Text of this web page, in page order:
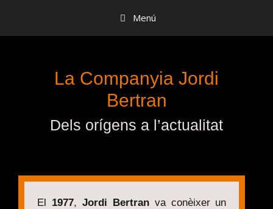
Menú
La Companyia Jordi
Bertran
Dels orígens a l’actualitat
El 1977, Jordi Bertranva conèixer un